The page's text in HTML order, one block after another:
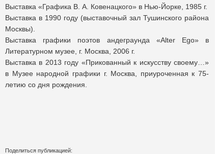
Выставка «Графика В. А. Ковенацкого» в Нью-Йорке, 1985 г.
Выставка в 1990 году (выставочный зал Тушинского района
Москвы).
Выставка графики поэтов андеграунда «Alter Ego» в
Литературном музее, г. Москва, 2006 г.
Выставка в 2013 году «Прикованный к искусству своему…»
в Музее народной графики г. Москва, приуроченная к 75-
летию со дня рождения.
Поделиться публикацией: